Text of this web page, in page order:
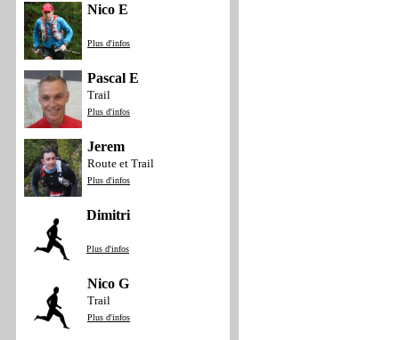
Nico E
Plus d'infos
Pascal E
Trail
Plus d'infos
Jerem
Route et Trail
Plus d'infos
Dimitri
Plus d'infos
Nico G
Trail
Plus d'infos